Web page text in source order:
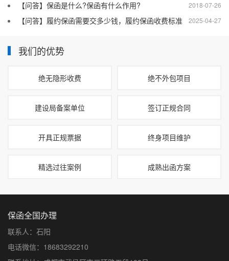
2018-07-26
【问答】保函是什么?保函有什么作用?
2025-04-27
【问答】履约保函需要交多少钱，履约保函收费标准
我们的优势
绝无隐形收费 绝不外包项目
建设局备案单位 签订正规合同
开具正规票据 终身项目维护
精选过往案例 成熟出函方案
保函全国办理
联系人：石阳
电话微信：18683292210